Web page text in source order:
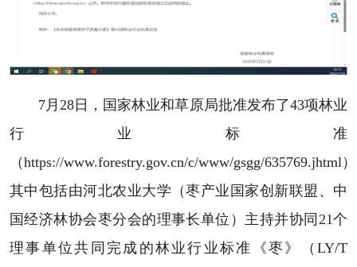
7月28日，国家林业和草原局批准发布了43项林业
行业标准
（https://www.forestry.gov.cn/c/www/gsgg/635769.jhtml
其中包括由河北农业大学（枣产业国家创新联盟、中
国经济林协会枣分会的理事长单位）主持并协同21个
理事单位共同完成的林业行业标准《枣》（LY/T